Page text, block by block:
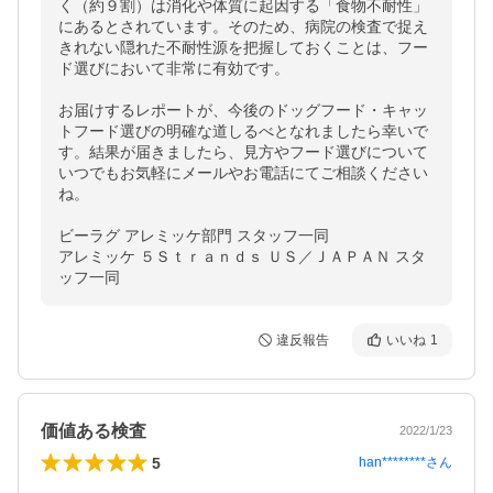
く（約９割）は消化や体質に起因する「食物不耐性」
にあるとされています。そのため、病院の検査で捉え
きれない隠れた不耐性源を把握しておくことは、フー
ド選びにおいて非常に有効です。
お届けするレポートが、今後のドッグフード・キャッ
トフード選びの明確な道しるべとなれましたら幸いで
す。結果が届きましたら、見方やフード選びについて
いつでもお気軽にメールやお電話にてご相談ください
ね。
ビーラグ アレミッケ部門 スタッフ一同
アレミッケ ５Ｓｔｒａｎｄｓ ＵＳ／ＪＡＰＡＮ スタ
ッフ一同
違反報告 いいね 1
価値ある検査 2022/1/23
5 han********さん